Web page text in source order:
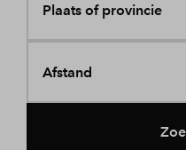
Plaats of provincie
Afstand